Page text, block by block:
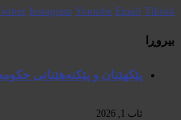
Instagram Youtube Email Tiktok
بیروڕا
پێكهێنان و پێكنەهێنانی
ئاب 1, 2026